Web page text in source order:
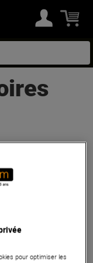
65 € -3% 63 €
pour optimiser les